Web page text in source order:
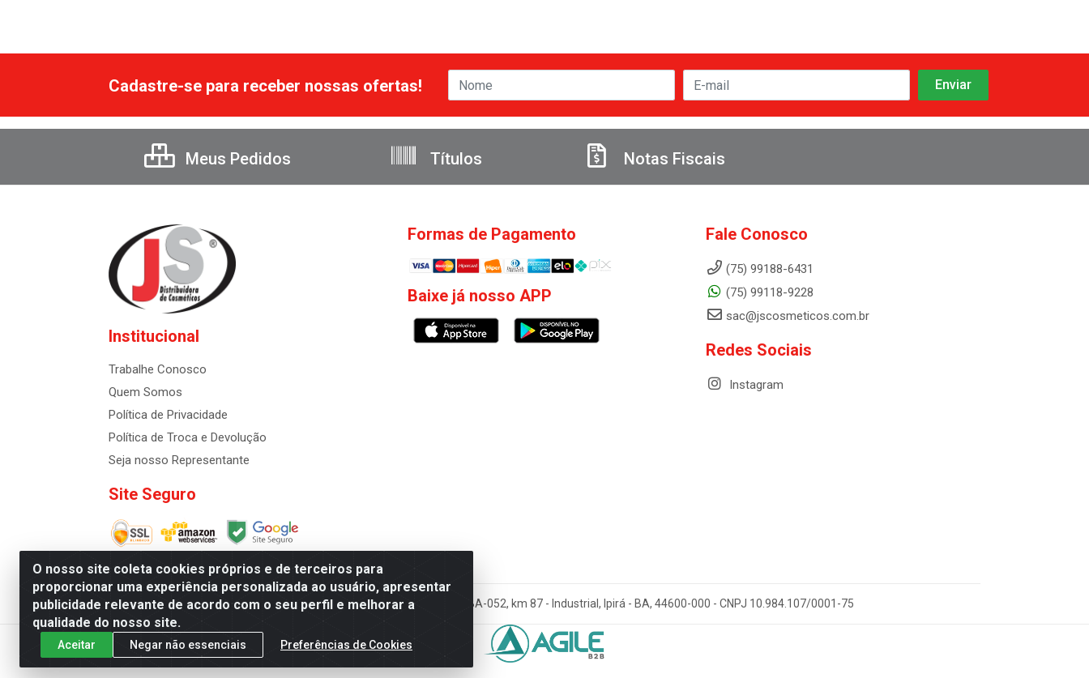
O nosso site coleta cookies próprios e de terceiros para
proporcionar uma experiência personalizada ao usuário, apresentar
publicidade relevante de acordo com o seu perfil e melhorar a
qualidade do nosso site.
Aceitar Negar não essenciais Preferências de Cookies
Cadastre-se para receber nossas ofertas!
Meus Pedidos Títulos Notas Fiscais
Institucional
Trabalhe Conosco
Quem Somos
Política de Privacidade
Política de Troca e Devolução
Seja nosso Representante
Site Seguro
Formas de Pagamento
Baixe já nosso APP
Fale Conosco
(75) 99188-6431
(75) 99118-9228
sac@jscosmeticos.com.br
Redes Sociais
Instagram
Distribuidora de Cosméticos Antoneto LTDA - BA-052, km 87 - Industrial, Ipirá - BA, 44600-000 - CNPJ 10.984.107/0001-75